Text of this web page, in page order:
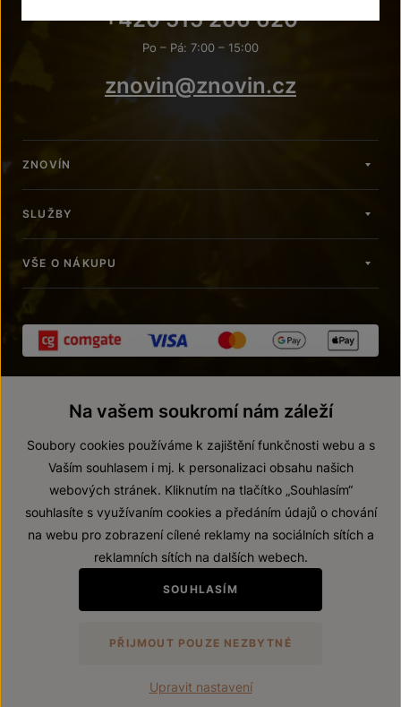
+420 515 266 620
Po – Pá: 7:00 – 15:00
znovin@znovin.cz
ZNOVÍN
SLUŽBY
VŠE O NÁKUPU
© 2026 ZNOVÍN ZNOJMO, a. s.
Prohlášení o přístupnosti
Zákaz prodeje alkoholických nápojů osobám mladším 18 let.
VytvořilwebProgress
Na vašem soukromí nám záleží
Soubory cookies používáme k zajištění funkčnosti webu a s
Vaším souhlasem i mj. k personalizaci obsahu našich
webových stránek. Kliknutím na tlačítko „Souhlasím“
souhlasíte s využívaním cookies a předáním údajů o chování
na webu pro zobrazení cílené reklamy na sociálních sítích a
reklamních sítích na dalších webech.
SOUHLASÍM
PŘIJMOUT POUZE NEZBYTNÉ
Upravit nastavení